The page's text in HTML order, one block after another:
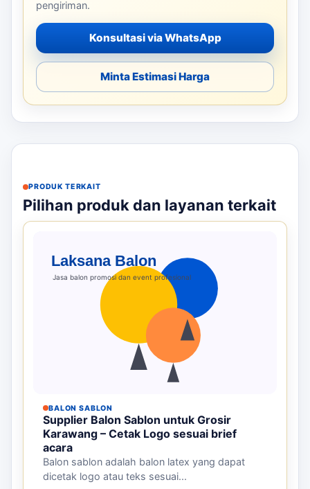
pengiriman.
Konsultasi via WhatsApp
Minta Estimasi Harga
PRODUK TERKAIT
Pilihan produk dan layanan terkait
BALON SABLON
Supplier Balon Sablon untuk Grosir
Karawang – Cetak Logo sesuai brief
acara
Balon sablon adalah balon latex yang dapat
dicetak logo atau teks sesuai...